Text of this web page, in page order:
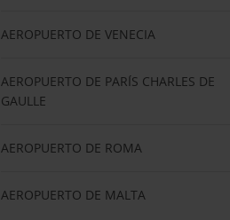
AEROPUERTO DE VENECIA
AEROPUERTO DE PARÍS CHARLES DE
GAULLE
AEROPUERTO DE ROMA
AEROPUERTO DE MALTA